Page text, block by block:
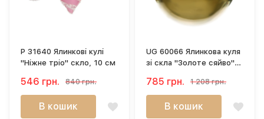
P 31640 Ялинкові кулі
"Ніжне тріо" скло, 10 см
546 грн. 840 грн.
В кошик
UG 60066 Ялинкова куля
зі скла "Золоте сяйво"
785 грн. 1 208 грн.
В кошик